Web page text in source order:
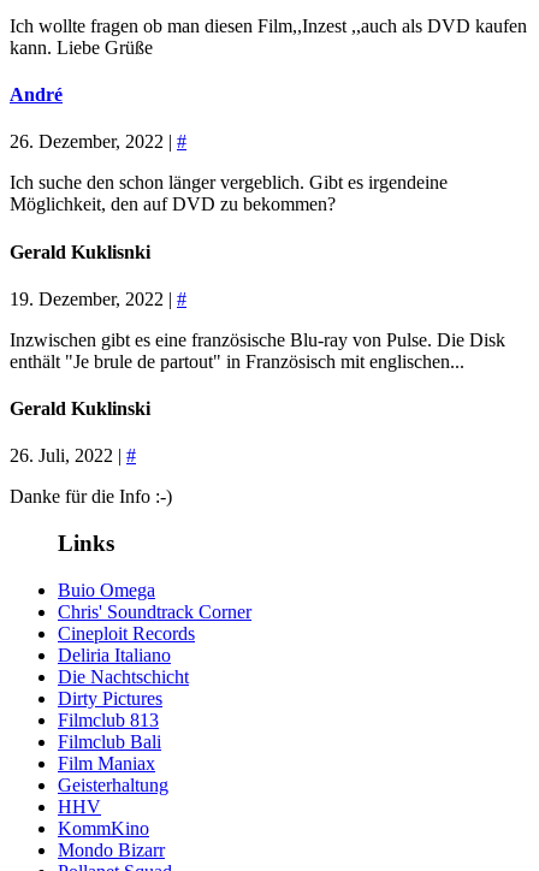
Ich wollte fragen ob man diesen Film,,Inzest ,,auch als DVD kaufen
kann. Liebe Grüße
André
26. Dezember, 2022 | #
Ich suche den schon länger vergeblich. Gibt es irgendeine
Möglichkeit, den auf DVD zu bekommen?
Gerald Kuklisnki
19. Dezember, 2022 | #
Inzwischen gibt es eine französische Blu-ray von Pulse. Die Disk
enthält "Je brule de partout" in Französisch mit englischen...
Gerald Kuklinski
26. Juli, 2022 | #
Danke für die Info :-)
Links
Buio Omega
Chris' Soundtrack Corner
Cineploit Records
Deliria Italiano
Die Nachtschicht
Dirty Pictures
Filmclub 813
Filmclub Bali
Film Maniax
Geisterhaltung
HHV
KommKino
Mondo Bizarr